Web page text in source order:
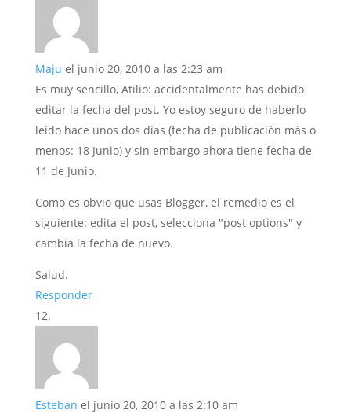
Maju el junio 20, 2010 a las 2:23 am
Es muy sencillo, Atilio: accidentalmente has debido
editar la fecha del post. Yo estoy seguro de haberlo
leído hace unos dos días (fecha de publicación más o
menos: 18 Junio) y sin embargo ahora tiene fecha de
11 de Junio.
Como es obvio que usas Blogger, el remedio es el
siguiente: edita el post, selecciona "post options" y
cambia la fecha de nuevo.
Salud.
Responder
Esteban el junio 20, 2010 a las 2:10 am